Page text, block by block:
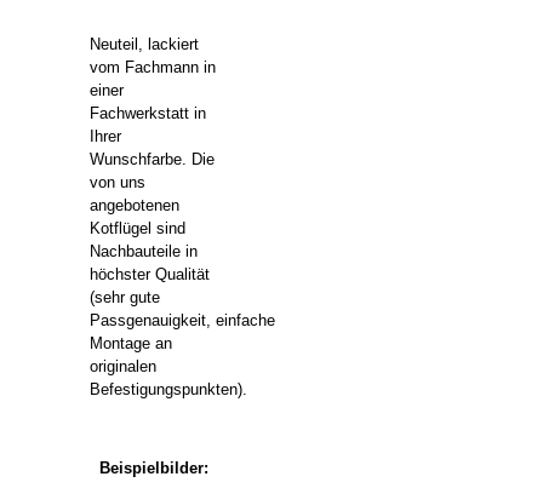
Neuteil, lackiert
vom Fachmann in
einer
Fachwerkstatt in
Ihrer
Wunschfarbe. Die
von uns
angebotenen
Kotflügel sind
Nachbauteile in
höchster Qualität
(sehr gute
Passgenauigkeit, einfache
Montage an
originalen
Befestigungspunkten).
Beispielbilder: